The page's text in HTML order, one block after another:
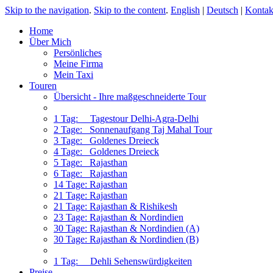
Skip to the navigation. Skip to the content. English | Deutsch |
Home
Über Mich
Persönliches
Meine Firma
Mein Taxi
Touren
Übersicht - Ihre maßgeschneiderte Tour
1 Tag: Tagestour Delhi-Agra-Delhi
2 Tage: Sonnenaufgang Taj Mahal Tour
3 Tage: Goldenes Dreieck
4 Tage: Goldenes Dreieck
5 Tage: Rajasthan
6 Tage: Rajasthan
14 Tage: Rajasthan
21 Tage: Rajasthan
21 Tage: Rajasthan & Rishikesh
23 Tage: Rajasthan & Nordindien
30 Tage: Rajasthan & Nordindien (A)
30 Tage: Rajasthan & Nordindien (B)
1 Tag: Dehli Sehenswürdigkeiten